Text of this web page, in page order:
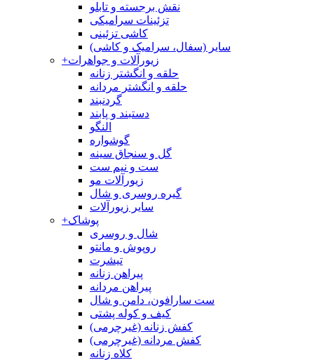
نقش برجسته و تابلو
تزئینات سرامیکی
کاشی تزئینی
سایر (سفال، سرامیک و کاشی)
+زیورآلات و جواهرات
حلقه و انگشتر زنانه
حلقه و انگشتر مردانه
گردنبند
دستبند و پابند
النگو
گوشواره
گل و سنجاق سینه
ست و نیم ست
زیورآلات مو
گیره روسری و شال
سایر زیورآلات
+پوشاک
شال و روسری
روپوش و مانتو
تیشرت
پیراهن زنانه
پیراهن مردانه
ست سارافون، دامن و شال
کیف و کوله پشتی
کفش زنانه (غیرچرمی)
کفش مردانه (غیرچرمی)
کلاه زنانه